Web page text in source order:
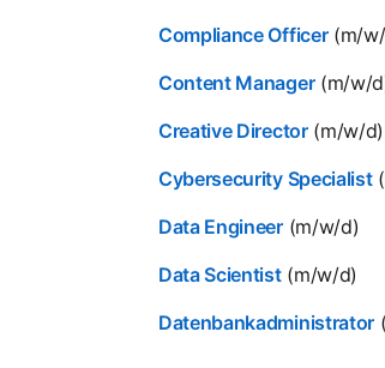
Compliance Officer(m/
Content Manager(m/w/
Creative Director(m/w/d)
Cybersecurity Specialist
Data Engineer(m/w/d)
Data Scientist(m/w/d)
Datenbankadministrator